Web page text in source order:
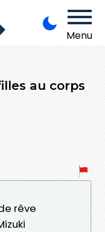
Menu
au corps
rêve